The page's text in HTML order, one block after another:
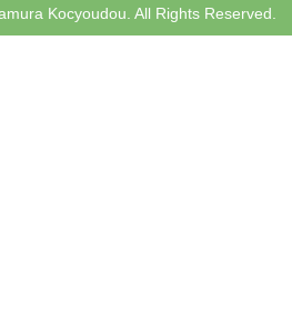
Kocyoudou. All Rights Reserved.